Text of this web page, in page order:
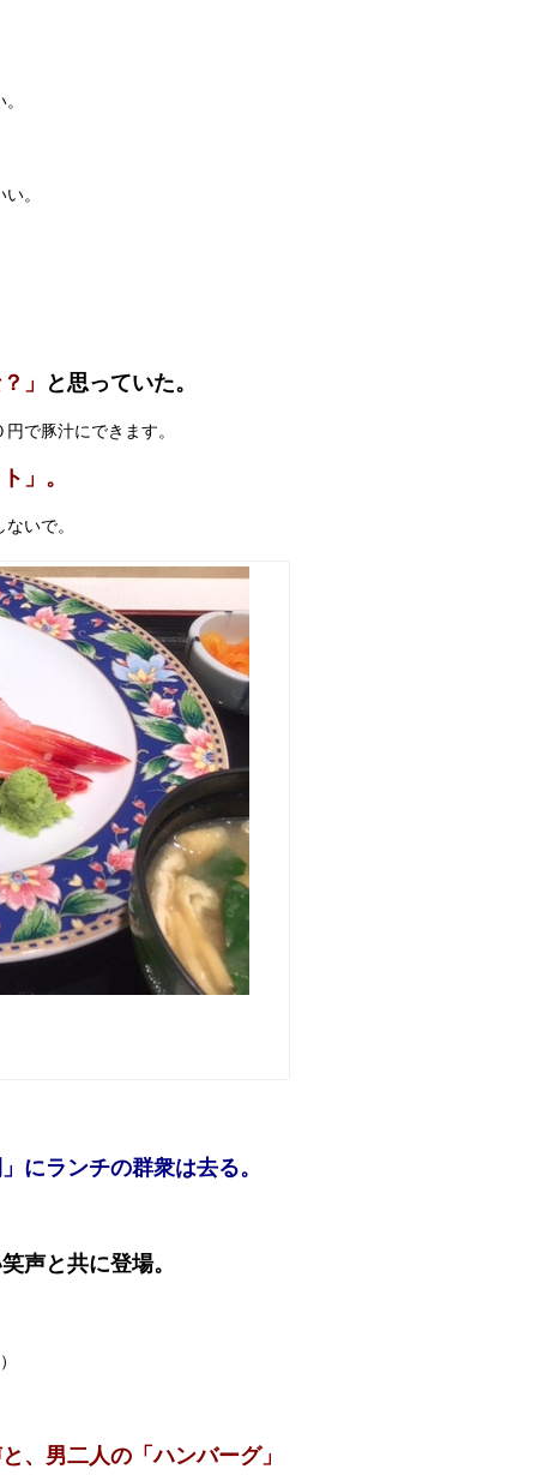
。
」 と思っていた。
で豚汁にできます。
」。
いで。
にランチの群衆は去る。
声と共に登場。
、男二人の「ハンバーグ」